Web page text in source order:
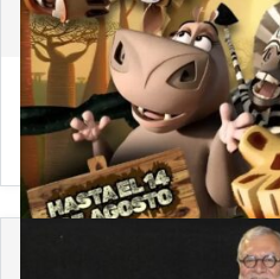
4 de agosto de 2026
Convocatoria 2026-2:
Derecho